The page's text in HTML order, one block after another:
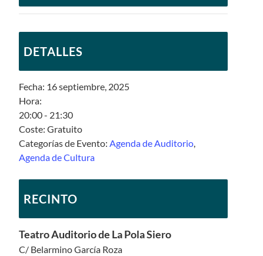
DETALLES
Fecha: 16 septiembre, 2025
Hora:
20:00 - 21:30
Coste: Gratuito
Categorías de Evento: Agenda de Auditorio,
Agenda de Cultura
RECINTO
Teatro Auditorio de La Pola Siero
C/ Belarmino García Roza